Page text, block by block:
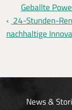
Geballte
24-Stunden-
nachhaltige
News &